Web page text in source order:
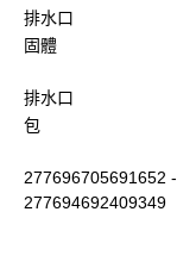
排水口
固體
排水口
包
277696705691652 -
277694692409349